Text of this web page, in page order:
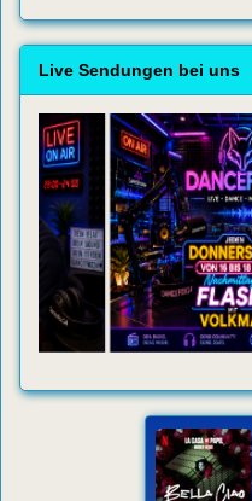
Live Sendungen bei uns